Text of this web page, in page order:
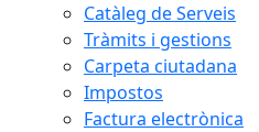
Catàleg de Serveis
Tràmits i gestions
Carpeta ciutadana
Impostos
Factura electrònica